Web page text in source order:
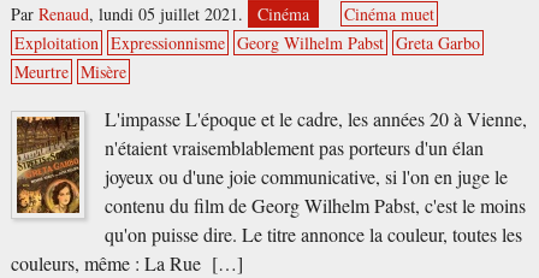
Par Renaud, lundi 05 juillet 2021. Cinéma
Cinéma muet
Exploitation Expressionnisme Georg Wilhelm Pabst Greta Garbo
Meurtre Misère
L'impasse L'époque et le cadre, les années 20 à Vienne,
n'étaient vraisemblablement pas porteurs d'un élan
joyeux ou d'une joie communicative, si l'on en juge le
contenu du film de Georg Wilhelm Pabst, c'est le moins
qu'on puisse dire. Le titre annonce la couleur, toutes les
couleurs, même : La Rue […]